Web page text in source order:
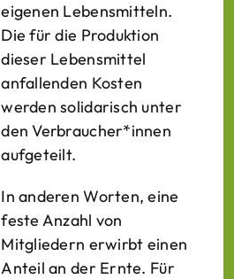
eigenen Lebens­mitteln.
Die für die Produktion
dieser Lebens­mittel
anfallenden Kosten
werden solidarisch unter
den Verbraucher*­innen
aufgeteilt.
In anderen Worten, eine
feste Anzahl von
Mitgliedern erwirbt einen
Anteil an der Ernte. Für